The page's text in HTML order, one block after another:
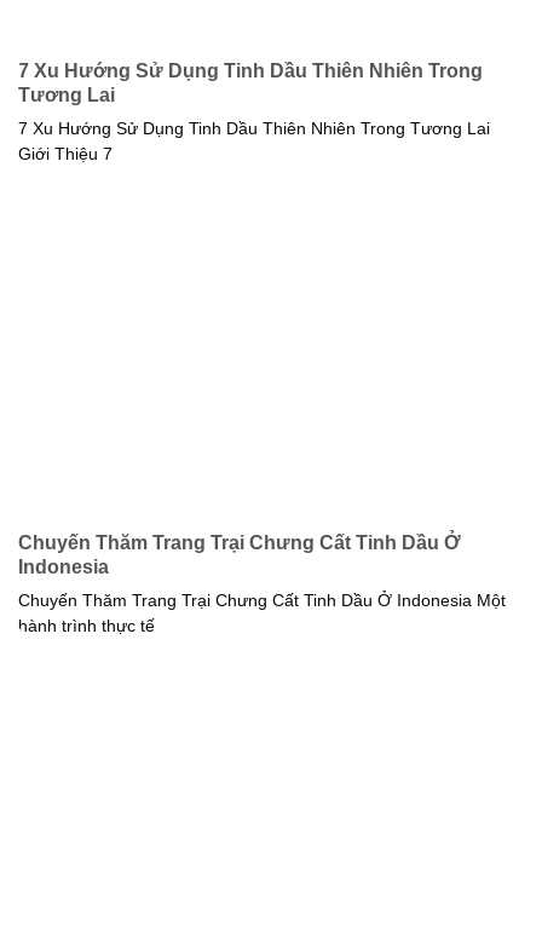
7 Xu Hướng Sử Dụng Tinh Dầu Thiên Nhiên Trong
Tương Lai
7 Xu Hướng Sử Dụng Tinh Dầu Thiên Nhiên Trong Tương Lai
Giới Thiệu 7
Chuyến Thăm Trang Trại Chưng Cất Tinh Dầu Ở
Indonesia
Chuyến Thăm Trang Trại Chưng Cất Tinh Dầu Ở Indonesia Một
hành trình thực tế